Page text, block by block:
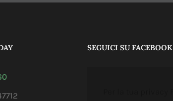
SEGUICI SU FACEBOOK